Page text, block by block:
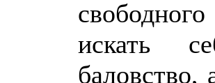
искать
баловство,